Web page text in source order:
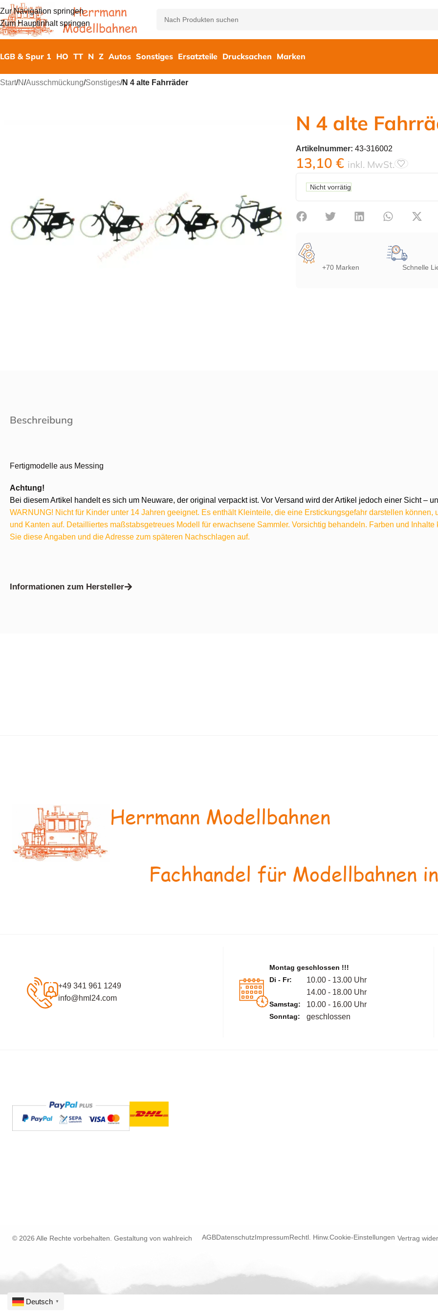
Zur Navigation springen
Zum Hauptinhalt springen
LGB & Spur 1 HO TT N Z Autos Sonstiges Ersatzteile Drucksachen Marken
Start/N/Ausschmückung/Sonstiges/N 4 alte Fahrräder
N 4 alte
Artikelnummer: 43-316002
13,10 € inkl. MwSt.
Nicht vorrätig
+70 Marken Schnelle
Beschreibung
Fertigmodelle aus Messing
Achtung!
Bei diesem Artikel handelt es sich um Neuware, der original verpackt ist. Vor Versand wird der Artikel jedoch einer Sicht –
WARNUNG! Nicht für Kinder unter 14 Jahren geeignet. Es enthält Kleinteile, die eine Erstickungsgefahr darstellen
und Kanten auf. Detailliertes maßstabsgetreues Modell für erwachsene Sammler. Vorsichtig behandeln. Farben und
Sie diese Angaben und die Adresse zum späteren Nachschlagen auf.
Informationen zum Hersteller
Herrmann Modellbahnen
Fachhandel für Modellbahnen
+49 341 961 1249
info@hml24.com
Montag geschlossen !!!
Di - Fr:
10.00 - 13.00 Uhr
14.00 - 18.00 Uhr
Samstag: 10.00 - 16.00 Uhr
Sonntag: geschlossen
© 2026 Alle Rechte vorbehalten. Gestaltung von wahlreich AGBDatenschutzImpressumRechtl. Hinw.Cookie-Einstellungen Vertrag
Deutsch ▼